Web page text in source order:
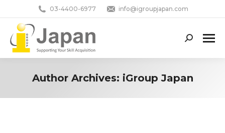
03-4400-6977 info@igroupjapan.com
Search:
Author Archives: iGroup Japan